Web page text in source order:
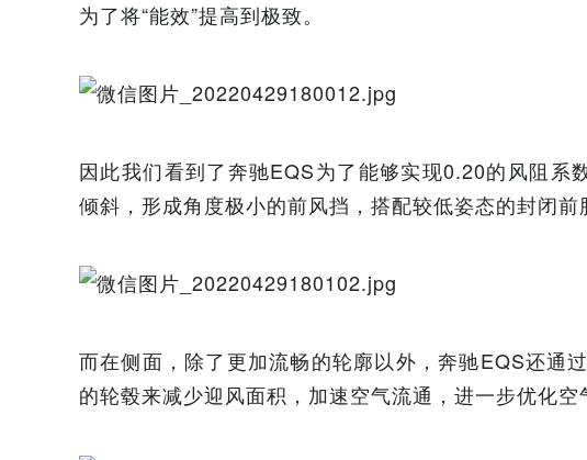
为了将“能效”提高到极致。
因此我们看到了奔驰EQS为了能够实现0.20的风阻系
倾斜，形成角度极小的前风挡，搭配较低姿态的封闭前
而在侧面，除了更加流畅的轮廓以外，奔驰EQS还通
的轮毂来减少迎风面积，加速空气流通，进一步优化空